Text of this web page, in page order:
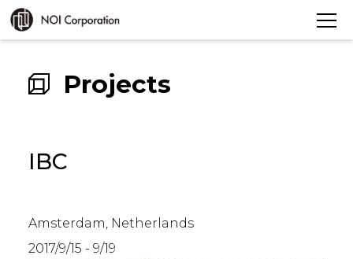
Projects
IBC
Amsterdam, Netherlands
2017/9/15 - 9/19